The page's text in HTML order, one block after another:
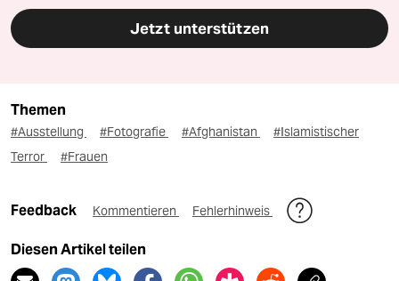
Jetzt unterstützen
Themen
#Ausstellung #Fotografie #Afghanistan
#Islamistischer
Terror
#Frauen
Feedback Kommentieren Fehlerhinweis
Diesen Artikel teilen